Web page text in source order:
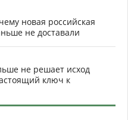
новая российская
не доставали
не решает исход
ключ к